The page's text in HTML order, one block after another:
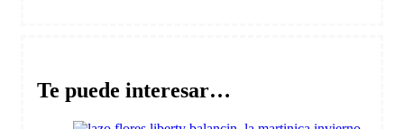
Te puede interesar…